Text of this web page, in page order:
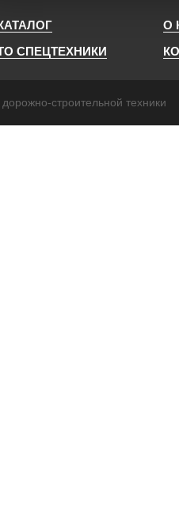
О
СПЕЦТЕХНИКИ
строительной техники